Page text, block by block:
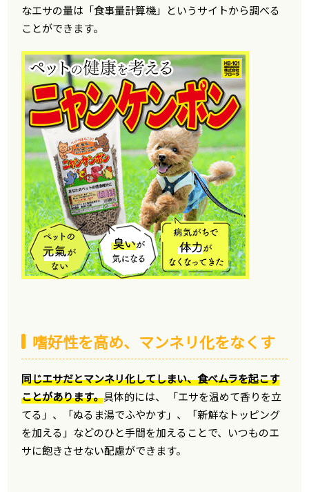
なエサの量は「食事量計算機」というサイトから調べる
ことができます。
嗜好性を高め、マンネリ化をなくす
同じエサだとマンネリ化してしまい、食べムラを起こす
ことがあります。具体的には、 「エサを温めて香りを立
てる」、「ぬるま湯でふやかす」、「新鮮なトッピング
を加える」などのひと手間を加えることで、いつものエ
サに飽きさせない配慮ができます。